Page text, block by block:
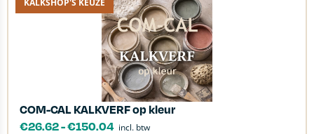
KALKSHOP'S KEUZE
COM-CAL KALKVERF op kleur
€26.62-€150.04 incl. btw